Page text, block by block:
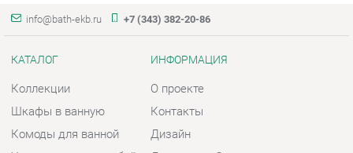
Комоды для ванной
Умывальники с тумбой
Тумбы под раковину
Дизайн
Доставка и Оплата
Скидки и Акции